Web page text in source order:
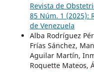
Revista de
85 Núm. 1 (2025):
de Venezuela
Alba Rodríguez
Frías Sánchez,
Aguilar Martín,
Roquette Mateos,